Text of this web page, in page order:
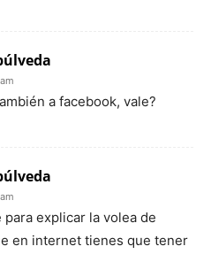
a facebook, vale?
para explicar la volea de
en internet tienes que tener